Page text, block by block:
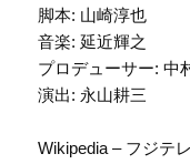
脚本: 山崎淳也
音楽: 延近輝之
プロデューサー: 中
演出: 永山耕三
Wikipedia – フジテ